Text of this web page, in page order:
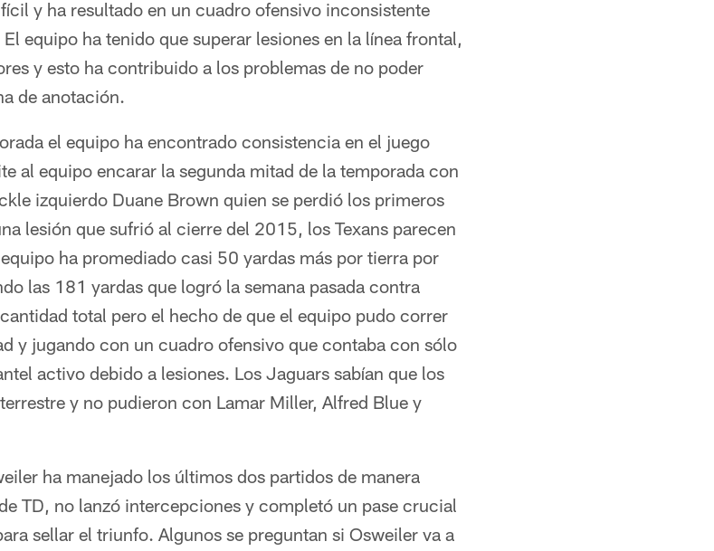
y ha resultado en un cuadro ofensivo inconsistente
equipo ha tenido que superar lesiones en la línea frontal,
y esto ha contribuido a los problemas de no poder
de anotación.
el equipo ha encontrado consistencia en el juego
al equipo encarar la segunda mitad de la temporada con
izquierdo Duane Brown quien se perdió los primeros
lesión que sufrió al cierre del 2015, los Texans parecen
ha promediado casi 50 yardas más por tierra por
las 181 yardas que logró la semana pasada contra
total pero el hecho de que el equipo pudo correr
y jugando con un cuadro ofensivo que contaba con sólo
activo debido a lesiones. Los Jaguars sabían que los
y no pudieron con Lamar Miller, Alfred Blue y
ha manejado los últimos dos partidos de manera
TD, no lanzó intercepciones y completó un pase crucial
sellar el triunfo. Algunos se preguntan si Osweiler va a